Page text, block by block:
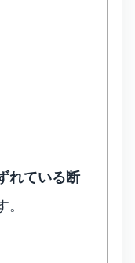
れている断
。